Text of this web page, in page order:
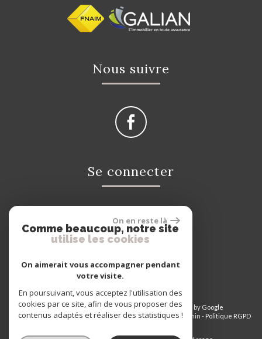
Nous suivre
Se connecter
Espace propriétaire
© 2026 | Tous droits réservés | Traduction powered by Google
Plan du site-Mentions légales-Nos honoraires-Liens- Admin - Politique RGPD
On en reste là
Comme beaucoup, notre site
utilise les cookies
On aimerait vous accompagner pendant
votre visite.
En poursuivant, vous acceptez l'utilisation des
cookies par ce site, afin de vous proposer des
contenus adaptés et réaliser des statistiques !